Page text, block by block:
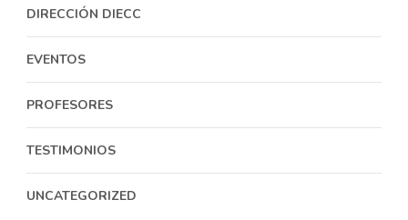
DIRECCIÓN DIECC
EVENTOS
PROFESORES
TESTIMONIOS
UNCATEGORIZED